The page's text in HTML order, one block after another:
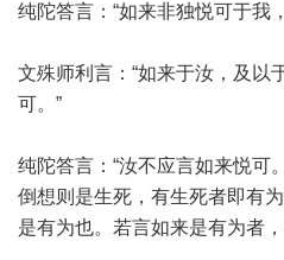
纯陀答言：“如来非独悦可于我
文殊师利言：“如来于汝，及以
可。”
纯陀答言：“汝不应言如来悦可
倒想则是生死，有生死者即有
是有为也。若言如来是有为者